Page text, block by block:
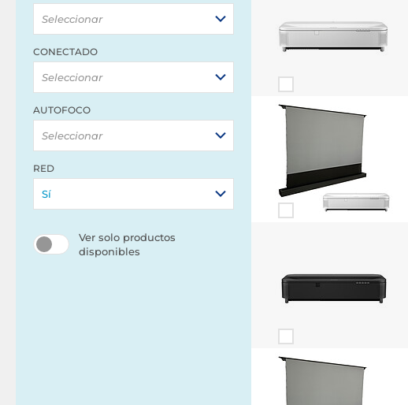
Seleccionar
CONECTADO
Seleccionar
AUTOFOCO
Seleccionar
RED
Sí
Ver solo productos
disponibles